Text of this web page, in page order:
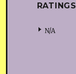
RATINGS
N/A